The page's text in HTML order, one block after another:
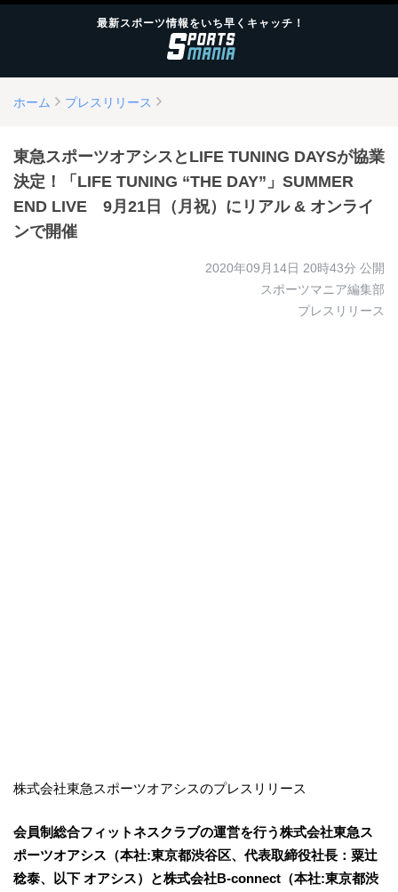
最新スポーツ情報をいち早くキャッチ！
ホーム プレスリリース
東急スポーツオアシスとLIFE TUNING DAYSが協業
決定！「LIFE TUNING “THE DAY”」SUMMER
END LIVE 9月21日（月祝）にリアル & オンライ
ンで開催
2020年09月14日 20時43分 公開
スポーツマニア編集部
プレスリリース
株式会社東急スポーツオアシスのプレスリリース
会員制総合フィットネスクラブの運営を行う株式会社東急ス
ポーツオアシス（本社:東京都渋谷区、代表取締役社長：粟辻
稔泰、以下 オアシス）と株式会社B-connect（本社:東京都渋